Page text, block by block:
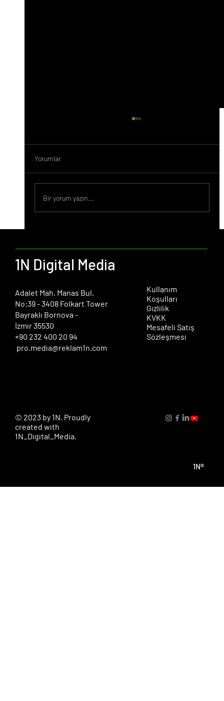
Yorumlar
Bir yorum yazın...
​Adalet Mah. Manas Bul.
No:39 - 3408 Folkart Tower
Bayraklı Bornova -
İzmir 35530
+90 232 400 20 94
pro.media@reklam1n.com
1N Digital Media
Kullanım
Koşulları
Gizlilik
KVKK
Mesafeli Satış
Sözleşmesi
1N®
© 2023 by 1N. Proudly
created with
1N_Digital_Media.